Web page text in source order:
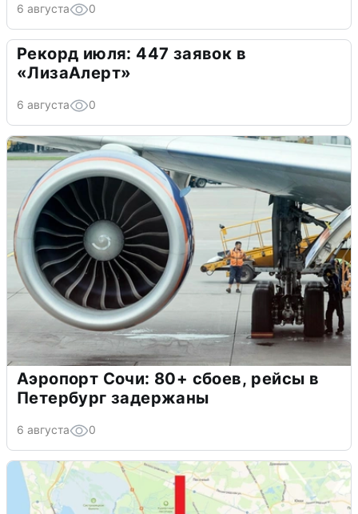
6 августа 0
Рекорд июля: 447 заявок в
«ЛизаАлерт»
6 августа 0
Аэропорт Сочи: 80+ сбоев, рейсы в
Петербург задержаны
6 августа 0